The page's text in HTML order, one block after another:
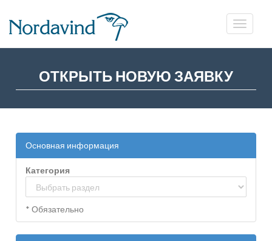
ОТКРЫТЬ НОВУЮ ЗАЯВКУ
Основная информация
Категория
* Обязательно